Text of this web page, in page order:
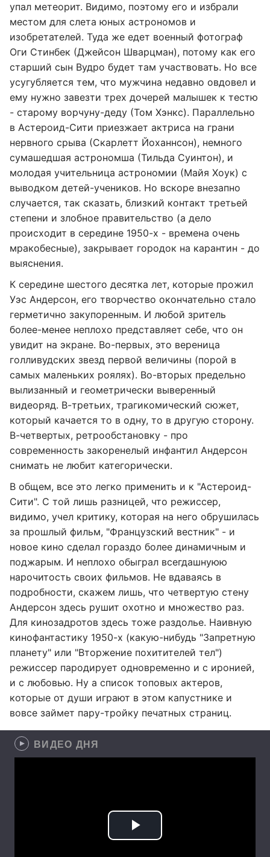
упал метеорит. Видимо, поэтому его и избрали
местом для слета юных астрономов и
изобретателей. Туда же едет военный фотограф
Оги Стинбек (Джейсон Шварцман), потому как его
старший сын Вудро будет там участвовать. Но все
усугубляется тем, что мужчина недавно овдовел и
ему нужно завезти трех дочерей малышек к тестю
- старому ворчуну-деду (Том Хэнкс). Параллельно
в Астероид-Сити приезжает актриса на грани
нервного срыва (Скарлетт Йоханнсон), немного
сумашедшая астрономша (Тильда Суинтон), и
молодая учительница астрономии (Майя Хоук) с
выводком детей-учеников. Но вскоре внезапно
случается, так сказать, близкий контакт третьей
степени и злобное правительство (а дело
происходит в середине 1950-х - времена очень
мракобесные), закрывает городок на карантин - до
выяснения.
К середине шестого десятка лет, которые прожил
Уэс Андерсон, его творчество окончательно стало
герметично закупоренным. И любой зритель
более-менее неплохо представляет себе, что он
увидит на экране. Во-первых, это вереница
голливудских звезд первой величины (порой в
самых маленьких роялях). Во-вторых предельно
вылизанный и геометрически выверенный
видеоряд. В-третьих, трагикомический сюжет,
который качается то в одну, то в другую сторону.
В-четвертых, ретрообстановку - про
современность закоренелый инфантил Андерсон
снимать не любит категорически.
В общем, все это легко применить и к "Астероид-
Сити". С той лишь разницей, что режиссер,
видимо, учел критику, которая на него обрушилась
за прошлый фильм, "Французский вестник" - и
новое кино сделал гораздо более динамичным и
поджарым. И неплохо обыграл всегдашнуюю
нарочитость своих фильмов. Не вдаваясь в
подробности, скажем лишь, что четвертую стену
Андерсон здесь рушит охотно и множество раз.
Для кинозадротов здесь тоже раздолье. Наивную
кинофантастику 1950-х (какую-нибудь "Запретную
планету" или "Вторжение похитителей тел")
режиссер пародирует одновременно и с иронией,
и с любовью. Ну а список топовых актеров,
которые от души играют в этом капустнике и
вовсе займет пару-тройку печатных страниц.
ВИДЕО ДНЯ